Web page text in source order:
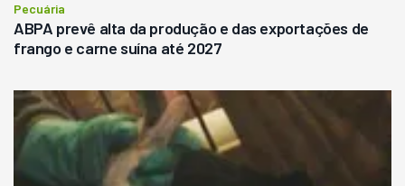
Pecuária
ABPA prevê alta da produção e das exportações de
frango e carne suína até 2027